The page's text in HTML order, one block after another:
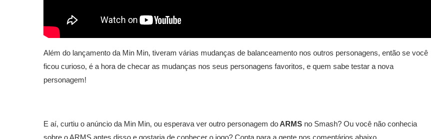
Além do lançamento da Min Min, tiveram várias mudanças de balanceamento nos outros personagens, então se você
ficou curioso, é a hora de checar as mudanças nos seus personagens favoritos, e quem sabe testar a nova
personagem!
E aí, curtiu o anúncio da Min Min, ou esperava ver outro personagem doARMS no Smash? Ou você não conhecia